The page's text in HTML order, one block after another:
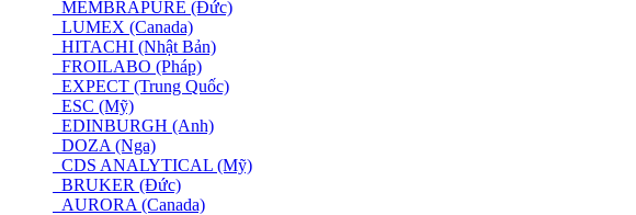
MEMBRAPURE (Đức)
LUMEX (Canada)
HITACHI (Nhật Bản)
FROILABO (Pháp)
EXPECT (Trung Quốc)
ESC (Mỹ)
EDINBURGH (Anh)
DOZA (Nga)
CDS ANALYTICAL (Mỹ)
BRUKER (Đức)
AURORA (Canada)